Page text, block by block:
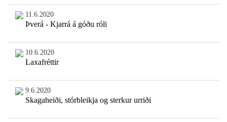
11.6.2020
Þverá - Kjarrá á góðu róli
10.6.2020
Laxafréttir
9.6.2020
Skagaheiði, stórbleikja og sterkur urriði